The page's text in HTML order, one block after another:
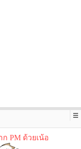
PM ด้วยเน้อ